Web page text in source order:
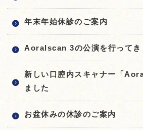
年末年始休診のご案内
Aoralscan 3の公演を行ってき
新しい口腔内スキャナー「
ました
お盆休みの休診のご案内